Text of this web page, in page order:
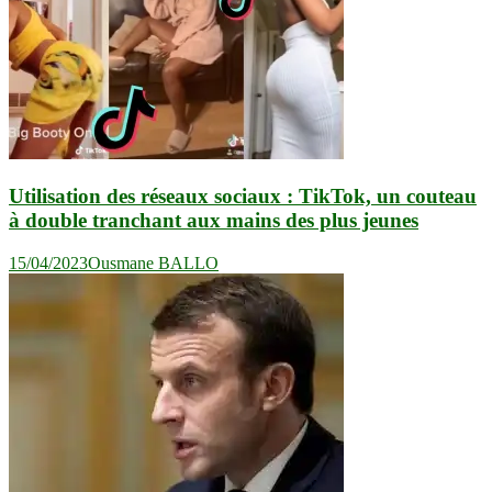
Utilisation des réseaux sociaux : TikTok, un couteau
à double tranchant aux mains des plus jeunes
15/04/2023Ousmane BALLO